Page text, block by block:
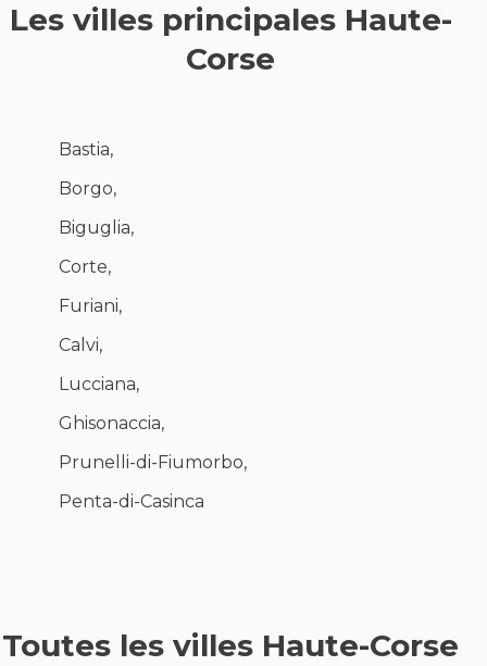
Les villes principales Haute-
Corse
Bastia,
Borgo,
Biguglia,
Corte,
Furiani,
Calvi,
Lucciana,
Ghisonaccia,
Prunelli-di-Fiumorbo,
Penta-di-Casinca
Toutes les villes Haute-Corse